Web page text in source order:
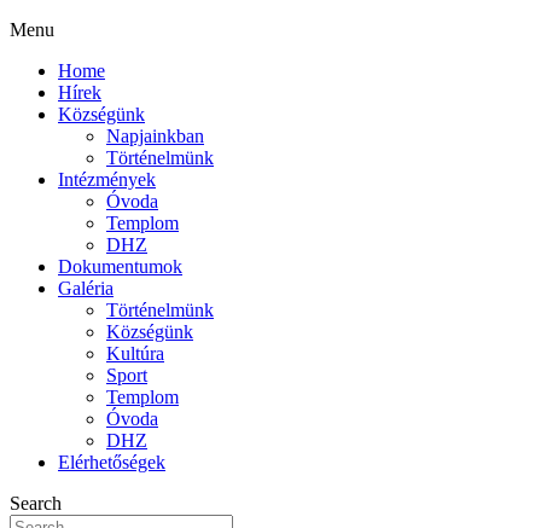
Menu
Home
Hírek
Községünk
Napjainkban
Történelmünk
Intézmények
Óvoda
Templom
DHZ
Dokumentumok
Galéria
Történelmünk
Községünk
Kultúra
Sport
Templom
Óvoda
DHZ
Elérhetőségek
Search